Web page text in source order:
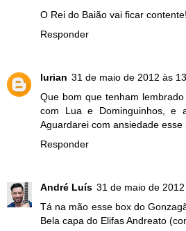
O Rei do Baião vai ficar contente!
Responder
lurian 31 de maio de 2012 às
Que bom que tenham
com Lua e Dominguinhos, e
Aguardarei com ansiedade esse
Responder
André Luís 31 de maio de
Tá na mão esse box do
Bela capa do Elifas Andreato